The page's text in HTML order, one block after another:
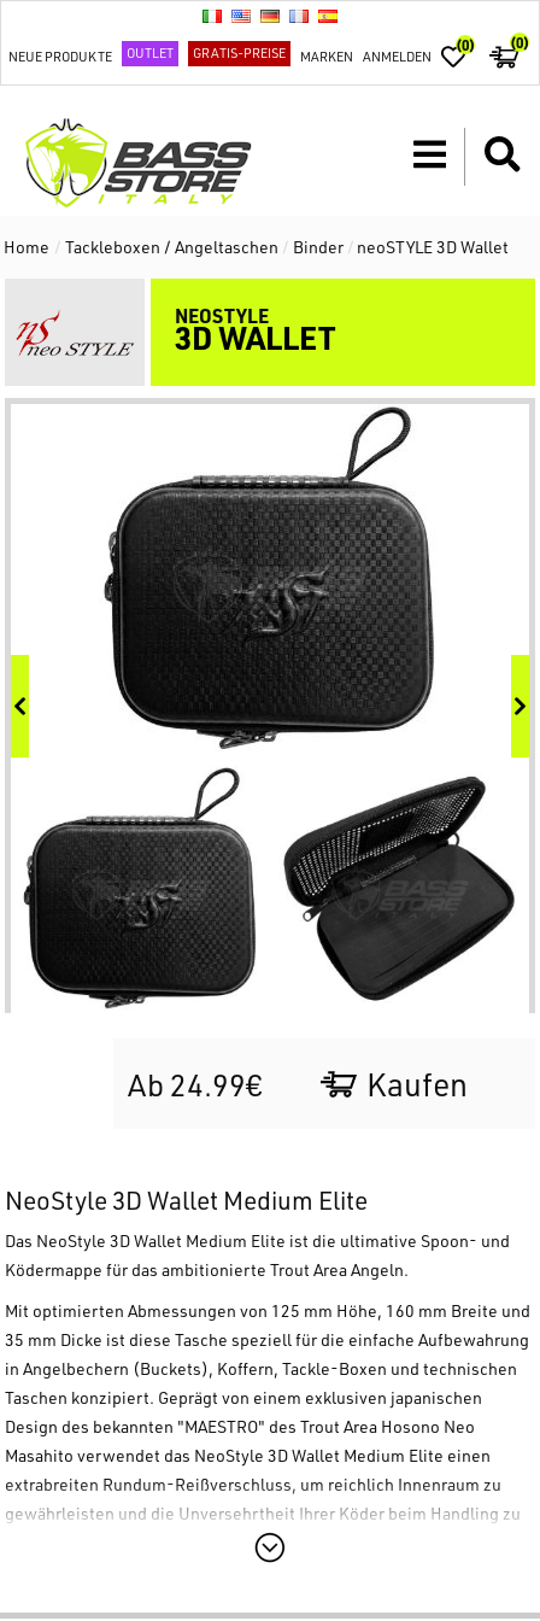
NEUE PRODUKTE OUTLET GRATIS-PREISE MARKEN ANMELDEN
(0) (0)
Home / Tackleboxen / Angeltaschen / Binder / neoSTYLE 3D Wallet
NEOSTYLE
3D WALLET
Ab 24.99€ Kaufen
NeoStyle 3D Wallet Medium Elite
Das NeoStyle 3D Wallet Medium Elite ist die ultimative Spoon- und
Ködermappe für das ambitionierte Trout Area Angeln.
Mit optimierten Abmessungen von 125 mm Höhe, 160 mm Breite und
35 mm Dicke ist diese Tasche speziell für die einfache Aufbewahrung
in Angelbechern (Buckets), Koffern, Tackle-Boxen und technischen
Taschen konzipiert. Geprägt von einem exklusiven japanischen
Design des bekannten "MAESTRO" des Trout Area Hosono Neo
Masahito verwendet das NeoStyle 3D Wallet Medium Elite einen
extrabreiten Rundum-Reißverschluss, um reichlich Innenraum zu
gewährleisten und die Unversehrtheit Ihrer Köder beim Handling zu
Identifikationsfeldes (Name Space) auf dem Seitenprofil des